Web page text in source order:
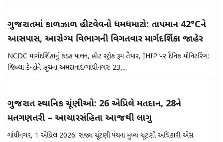
ગુજરાતમાં કાળઝાળ હીટવેવનો ધમધમાટો: તાપમાન 42°Cને
આસપાસ, આરોગ્ય વિભાગની વિગતવાર માર્ગદર્શિકા જાહેર
NCDC માર્ગદર્શિકાનું કડક પાલન, હીટ સ્ટ્રોક રૂમ તૈયાર, IHIP પર દૈનિક મોનિટરિંગ:
જિલ્લા કેન્દ્રોને સૂચના અમદાવાદ/ગાંધીનગર: 23,...
ગુજરાત સ્થાનિક ચૂંણીઓ: 26 એપ્રિલે મતદાન, 28ને
મતગણતરી – આચારસંહિતા આજથી લાગુ
ગાંધીનગર, 1 એપ્રિલ 2026: રાજ્ય ચૂંટણી પંચના મુખ્ય ચૂંટણી અધિકારી એસ.